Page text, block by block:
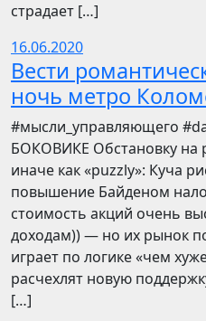
страдает […]
16.06.2020
Вести
ночь метро
​​#мысли_управляющего
БОКОВИКЕ Обстановку на
иначе как «puzzly»: Куча
повышение Байденом
стоимость акций очень
доходам)) — но их рынок
играет по логике «чем
расчехлят новую
[…]